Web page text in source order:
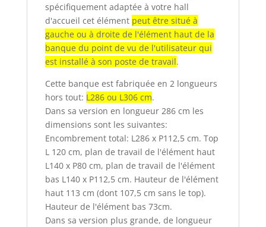
spécifiquement adaptée à votre hall
d'accueil cet élément peut être situé à
gauche ou à droite de l'élément haut de la
banque du point de vu de l'utilisateur qui
est installé à son poste de travail.
Cette banque est fabriquée en 2 longueurs
hors tout: L286 ou L306 cm.
Dans sa version en longueur 286 cm les
dimensions sont les suivantes:
Encombrement total: L286 x P112,5 cm. Top
L 120 cm, plan de travail de l'élément haut
L140 x P80 cm, plan de travail de l'élément
bas L140 x P112,5 cm. Hauteur de l'élément
haut 113 cm (dont 107,5 cm sans le top).
Hauteur de l'élément bas 73cm.
Dans sa version plus grande, de longueur